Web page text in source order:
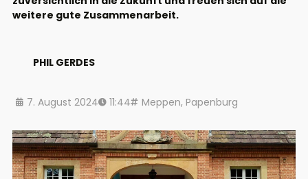
weitere gute Zusammenarbeit.
PHIL GERDES
7. August 2024 11:44 Meppen, Papenburg